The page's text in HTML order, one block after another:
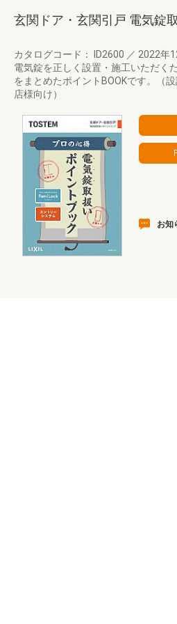
玄関ドア・玄関引戸 電気錠
カタログコード： ID2600 ／ 2022年
電気錠を正しく設置・施工いただく
をまとめたポイントBOOKです。（
店様向け）
お知